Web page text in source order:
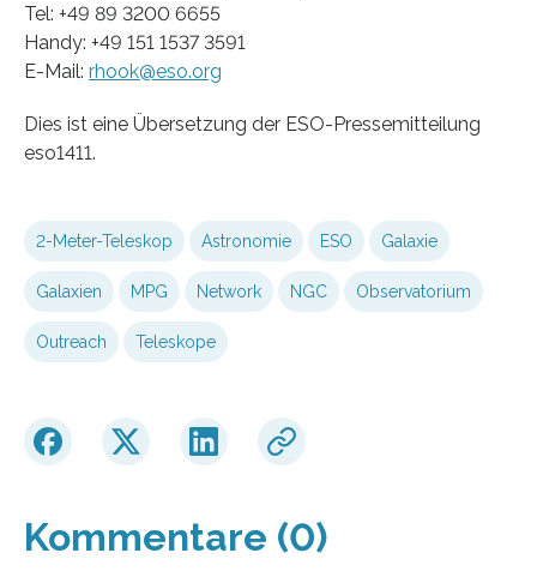
Tel: +49 89 3200 6655
Handy: +49 151 1537 3591
E-Mail: rhook@eso.org
Dies ist eine Übersetzung der ESO-Pressemitteilung
eso1411.
2-Meter-Teleskop Astronomie ESO Galaxie
Galaxien MPG Network NGC Observatorium
Outreach Teleskope
Kommentare (0)